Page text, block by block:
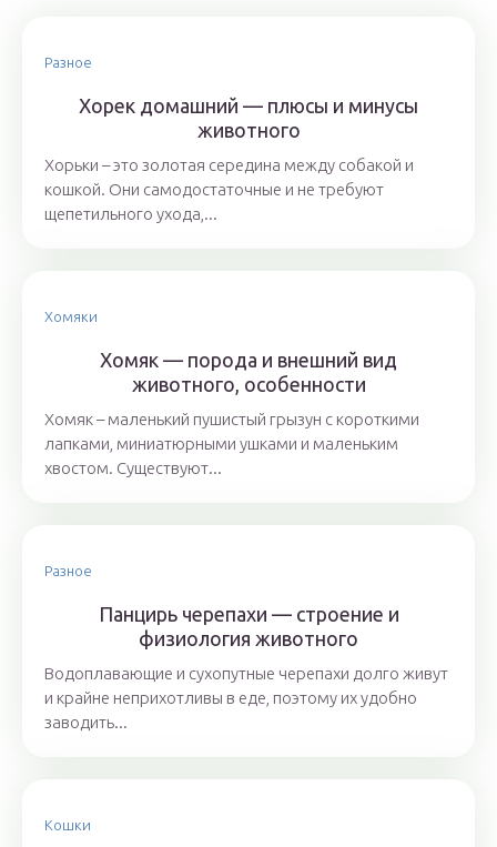
Разное
Хорек домашний — плюсы и минусы
животного
Хорьки – это золотая середина между собакой и
кошкой. Они самодостаточные и не требуют
щепетильного ухода,...
Хомяки
Хомяк — порода и внешний вид
животного, особенности
Хомяк – маленький пушистый грызун с короткими
лапками, миниатюрными ушками и маленьким
хвостом. Существуют...
Разное
Панцирь черепахи — строение и
физиология животного
Водоплавающие и сухопутные черепахи долго живут
и крайне неприхотливы в еде, поэтому их удобно
заводить...
Кошки